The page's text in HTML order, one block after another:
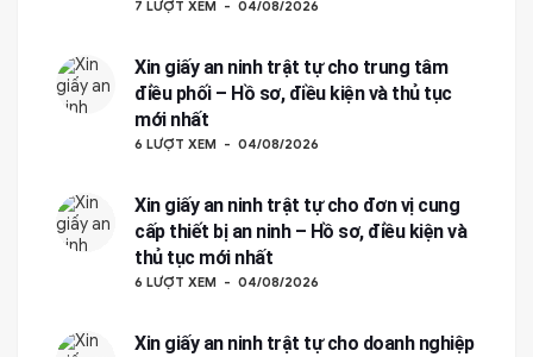
7 LƯỢT XEM 04/08/2026
Xin giấy an ninh trật tự cho trung tâm
điều phối – Hồ sơ, điều kiện và thủ tục
mới nhất
6 LƯỢT XEM 04/08/2026
Xin giấy an ninh trật tự cho đơn vị cung
cấp thiết bị an ninh – Hồ sơ, điều kiện và
thủ tục mới nhất
6 LƯỢT XEM 04/08/2026
Xin giấy an ninh trật tự cho doanh nghiệp